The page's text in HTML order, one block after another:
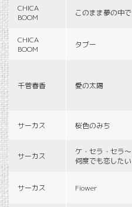
CHICA
BOOM
このまま夢の中で
CHICA
BOOM
タブー
千菅春香 愛の太陽
サーカス 桜色のみち
サーカス
ケ・セラ・セラ〜
何度でも恋したい
サーカス Fiower